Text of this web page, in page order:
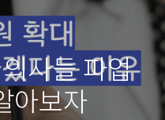
사들 파업
아보자